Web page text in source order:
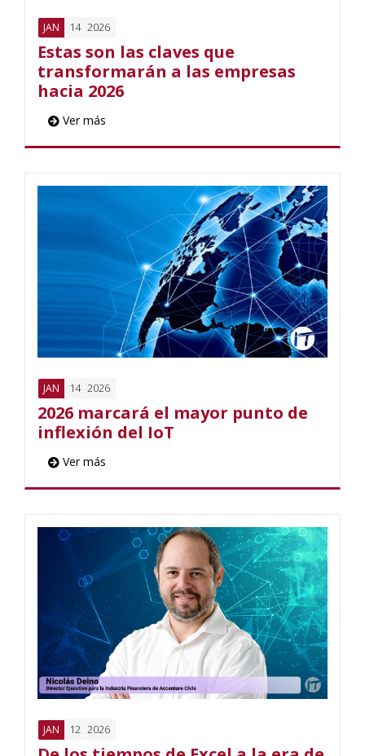
JAN 14 2026
Estas son las claves que
transformarán a las empresas
hacia 2026
Ver más
JAN 14 2026
2026 marcará el mayor punto de
inflexión del IoT
Ver más
JAN 12 2026